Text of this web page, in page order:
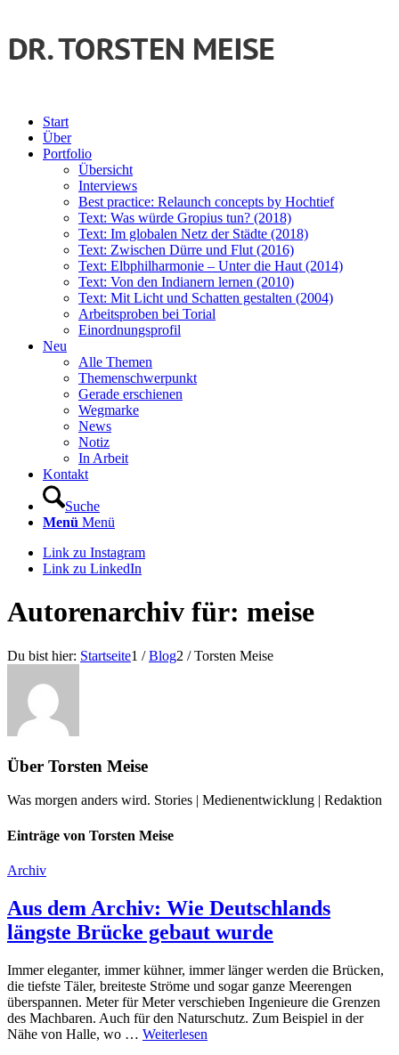
Start
Über
Portfolio
Übersicht
Interviews
Best practice: Relaunch concepts by Hochtief
Text: Was würde Gropius tun? (2018)
Text: Im globalen Netz der Städte (2018)
Text: Zwischen Dürre und Flut (2016)
Text: Elbphilharmonie – Unter die Haut (2014)
Text: Von den Indianern lernen (2010)
Text: Mit Licht und Schatten gestalten (2004)
Arbeitsproben bei Torial
Einordnungsprofil
Neu
Alle Themen
Themenschwerpunkt
Gerade erschienen
Wegmarke
News
Notiz
In Arbeit
Kontakt
Suche
Menü Menü
Link zu Instagram
Link zu LinkedIn
Autorenarchiv für: meise
Du bist hier: Startseite1 / Blog2 / Torsten Meise
Über Torsten Meise
Was morgen anders wird. Stories | Medienentwicklung | Redaktion
Einträge von Torsten Meise
Archiv
Aus dem Archiv: Wie Deutschlands
längste Brücke gebaut wurde
Immer eleganter, immer kühner, immer länger werden die Brücken,
die tiefste Täler, breiteste Ströme und sogar ganze Meerengen
überspannen. Meter für Meter verschieben Ingenieure die Grenzen
des Machbaren. Auch für den Naturschutz. Zum Beispiel in der
Nähe von Halle, wo … Weiterlesen